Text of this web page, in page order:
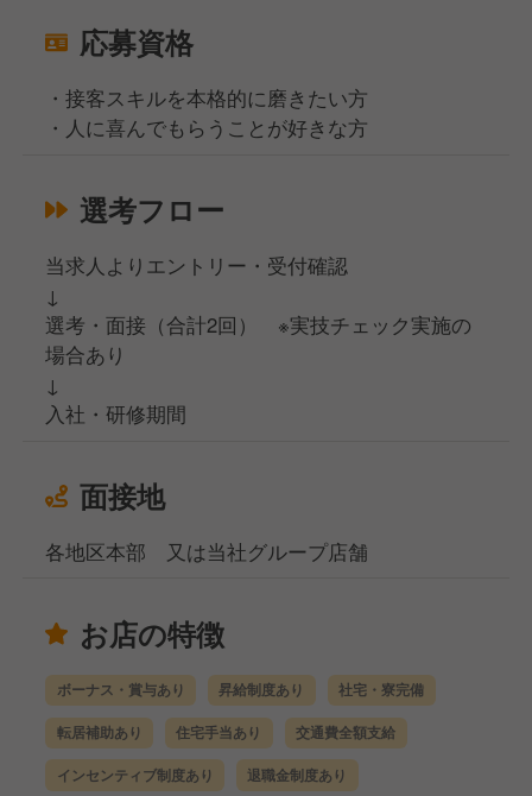
応募資格
・接客スキルを本格的に磨きたい方
・人に喜んでもらうことが好きな方
選考フロー
当求人よりエントリー・受付確認
↓
選考・面接（合計2回） ※実技チェック実施の
場合あり
↓
入社・研修期間
面接地
各地区本部 又は当社グループ店舗
お店の特徴
ボーナス・賞与あり 昇給制度あり 社宅・寮完備
転居補助あり 住宅手当あり 交通費全額支給
インセンティブ制度あり 退職金制度あり